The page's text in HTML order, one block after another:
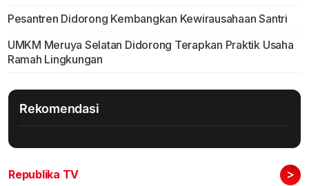
Pesantren Didorong Kembangkan Kewirausahaan Santri
UMKM Meruya Selatan Didorong Terapkan Praktik Usaha
Ramah Lingkungan
Rekomendasi
Republika TV >